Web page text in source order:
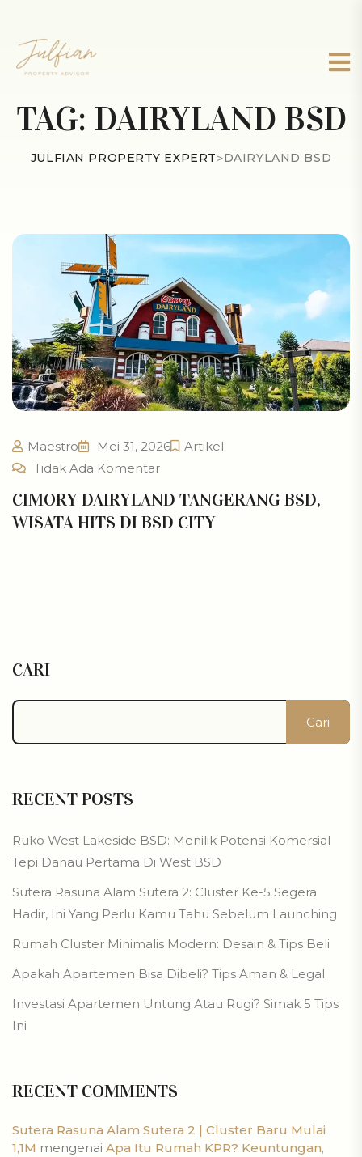
TAG: DAIRYLAND BSD
JULFIAN PROPERTY EXPERT>DAIRYLAND BSD
Maestro Mei 31, 2026
Artikel
Tidak Ada Komentar
CIMORY DAIRYLAND TANGERANG BSD,
WISATA HITS DI BSD CITY
CARI
Cari
RECENT POSTS
Ruko West Lakeside BSD: Menilik Potensi Komersial
Tepi Danau Pertama Di West BSD
Sutera Rasuna Alam Sutera 2: Cluster Ke-5 Segera
Hadir, Ini Yang Perlu Kamu Tahu Sebelum Launching
Rumah Cluster Minimalis Modern: Desain & Tips Beli
Apakah Apartemen Bisa Dibeli? Tips Aman & Legal
Investasi Apartemen Untung Atau Rugi? Simak 5 Tips
Ini
RECENT COMMENTS
Sutera Rasuna Alam Sutera 2 | Cluster Baru Mulai
1,1M mengenai Apa Itu Rumah KPR? Keuntungan,